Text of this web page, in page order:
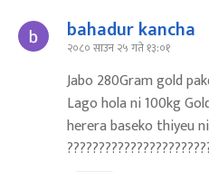
bahadur kancha
२०८० साउन २५ गते १३:०१
Jabo 280Gram gold
Lago hola ni 100kg
herera baseko thiyeu ni